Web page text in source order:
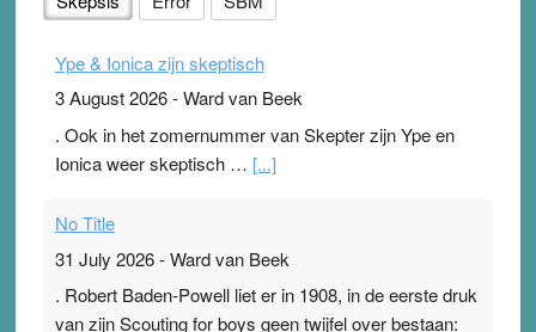
Ype & Ionica zijn skeptisch
3 August 2026-Ward van Beek
. Ook in het zomernummer van Skepter zijn Ype en
Ionica weer skeptisch … [...]
No Title
31 July 2026-Ward van Beek
. Robert Baden-Powell liet er in 1908, in de eerste druk
van zijn Scouting for boys geen twijfel over bestaan: